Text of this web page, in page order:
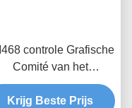
controle Grafische
Comité van het
van de
Bekledingsdruk Rode
Krijg Beste Prijs